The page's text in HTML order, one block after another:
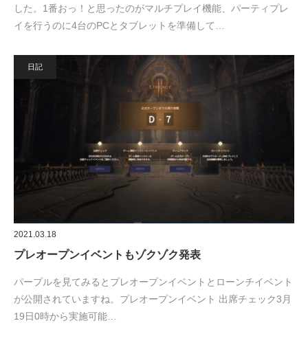
した。1番おっ！と思ったのがマルチプレイ機能、パーティプレ
イを行うのに4台のPCとタブレットを準備して…
日記
2021.03.18
プレオープンイベントもゾクゾク発表
パープルを見てみるとプレオープンイベントとローンチイベント
が公開されていますね。プレオープンイベント 出席チェック3月
19日0時から実施可能…